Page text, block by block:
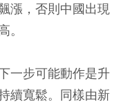
漲，否則中國出現
。
一步可能動作是升
續寬鬆。同樣由新